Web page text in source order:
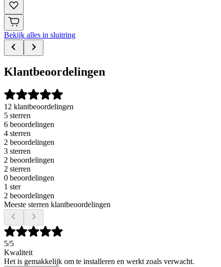
Bekijk alles in sluitring
Klantbeoordelingen
12 klantbeoordelingen
5 sterren
6 beoordelingen
4 sterren
2 beoordelingen
3 sterren
2 beoordelingen
2 sterren
0 beoordelingen
1 ster
2 beoordelingen
Meeste sterren klantbeoordelingen
5/5
Kwaliteit
Het is gemakkelijk om te installeren en werkt zoals verwacht.